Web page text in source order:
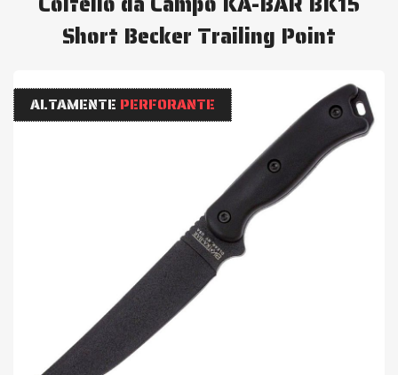
Short Becker Trailing Point
ALTAMENTE PERFORANTE